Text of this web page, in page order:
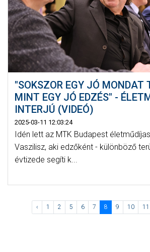
"SOKSZOR EGY JÓ MONDAT
MINT EGY JÓ EDZÉS" -
INTERJÚ (VIDEÓ)
2025-03-11 12:03:24
Idén lett az MTK Budapest
Vaszilisz, aki edzőként - különböző
évtizede segíti k...
‹ 1 2 5 6 7 8 9 10 11